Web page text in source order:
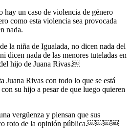
hay un caso de violencia de género
como esta violencia sea provocada
nada.
la niña de Igualada, no dicen nada del
dicen nada de las menores tuteladas en
hijo de Juana Rivas.￼
Juana Rivas con todo lo que se está
su hijo a pesar de que luego quieren
vergüenza y piensan que sus
roto de la opinión pública.￼￼￼￼